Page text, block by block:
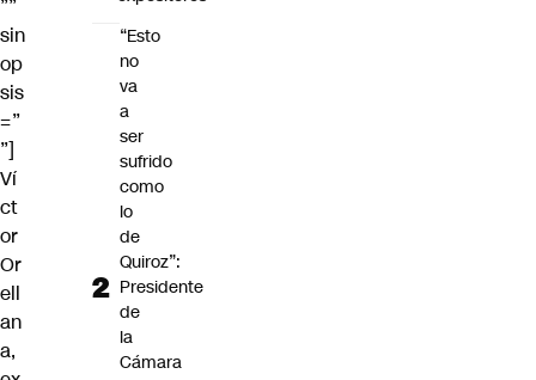
””
sin
op
sis
=”
”]
Ví
ct
or
Or
ell
an
a,
“Esto
no
va
a
ser
sufrido
como
lo
de
Quiroz”:
Presidente
de
la
Cámara